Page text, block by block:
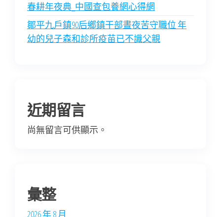
春耕年夜典_中國查包養網心得網
鄒平九戶鎮90后鄉鎮干部晝夜苦守職位 年
幼的兒子森和診所疫苗已不識父親
近期留言
尚無留言可供顯示。
彙整
2026 年 8 月